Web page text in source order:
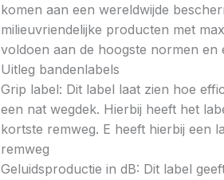
komen aan een wereldwijde
milieuvriendelijke producten met
voldoen aan de hoogste normen en
Uitleg bandenlabels
Grip label: Dit label laat zien hoe
een nat wegdek. Hierbij heeft het
kortste remweg. E heeft hierbij een
remweg
Geluidsproductie in dB: Dit label